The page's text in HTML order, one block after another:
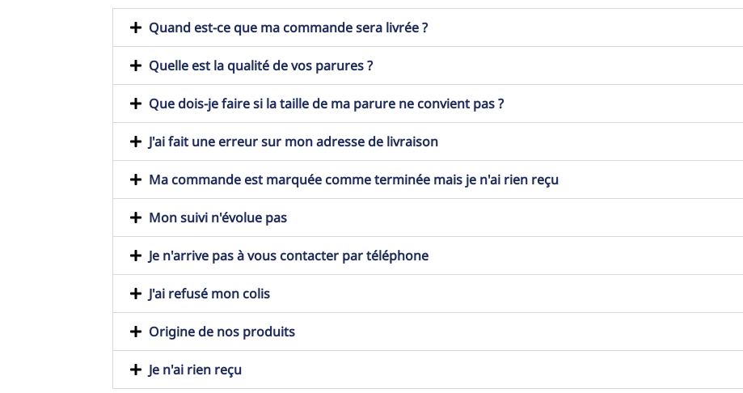
Quand est-ce que ma commande sera livrée ?
Quelle est la qualité de vos parures ?
Que dois-je faire si la taille de ma parure ne convient pas ?
J'ai fait une erreur sur mon adresse de livraison
Ma commande est marquée comme terminée mais je n'ai rien reçu
Mon suivi n'évolue pas
Je n'arrive pas à vous contacter par téléphone
J'ai refusé mon colis
Origine de nos produits
Je n'ai rien reçu